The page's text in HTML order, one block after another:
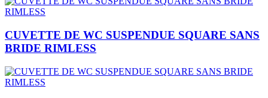
CUVETTE DE WC SUSPENDUE SQUARE SANS
BRIDE RIMLESS